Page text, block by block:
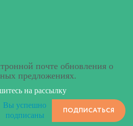
почте обновления о
предложениях.
на рассылку
Вы успешно
подписаны
ПОДПИСАТЬСЯ